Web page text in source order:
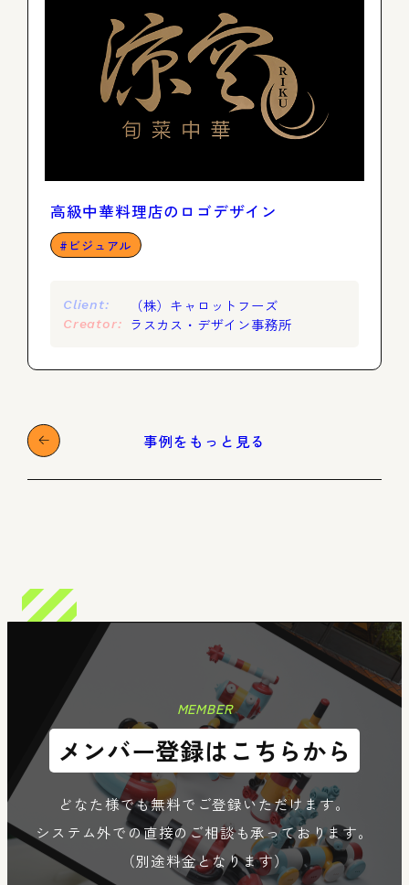
高級中華料理店のロゴデザイン
ビジュアル
Client: （株）キャロットフーズ
Creator: ラスカス・デザイン事務所
事例をもっと見る
MEMBER
メンバー登録はこちらから
どなた様でも無料でご登録いただけます。
システム外での直接のご相談も承っております。
（別途料金となります）
Member